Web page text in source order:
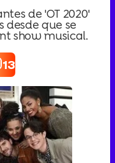
de 'OT 2020'
desde que se
show musical.
13